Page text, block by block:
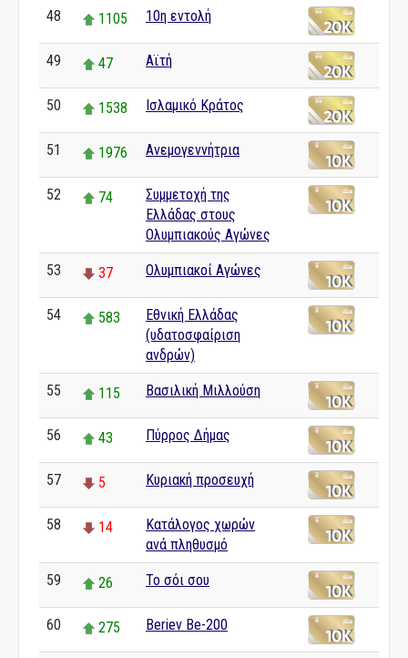
48 1105 10η εντολή
49 47 Αϊτή
50 1538 Ισλαμικό Κράτος
51 1976 Ανεμογεννήτρια
52 74
Συμμετοχή της
Ελλάδας στους
Ολυμπιακούς Αγώνες
53 37 Ολυμπιακοί Αγώνες
54 583
Εθνική Ελλάδας
(υδατοσφαίριση
ανδρών)
55 115 Βασιλική Μιλλούση
56 43 Πύρρος Δήμας
57 5 Κυριακή προσευχή
58 14
Κατάλογος χωρών
ανά πληθυσμό
59 26 Το σόι σου
60 275 Beriev Be-200